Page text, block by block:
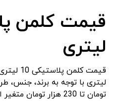
لیتری
تومان تا 230 هزار تومان متغیر است.